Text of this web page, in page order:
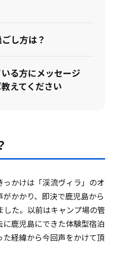
し方は？
る方にメッセージ
えてください
っかけは「渓流ヴィラ」のオ
かかり、即決で鹿児島から
た。以前はキャンプ場の管
鹿児島にできた体験型宿泊
経緯から今回声をかけて頂